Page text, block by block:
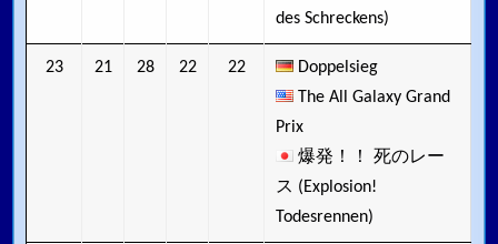
des Schreckens)
23 21 28 22 22
Doppelsieg
The All Galaxy Grand
Prix
爆発！！ 死のレー
ス (Explosion!
Todesrennen)